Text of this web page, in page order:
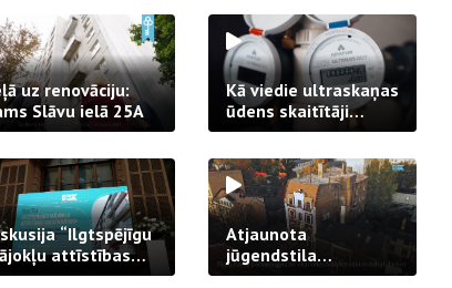
uz renovāciju:
Slāvu ielā 25A
Kā viedie ultraskaņas
ūdens skaitītāji
strādā praksē
“Ilgtspējīgu
attīstības
Atjaunota
jūgendstila
arhitektūras pērles